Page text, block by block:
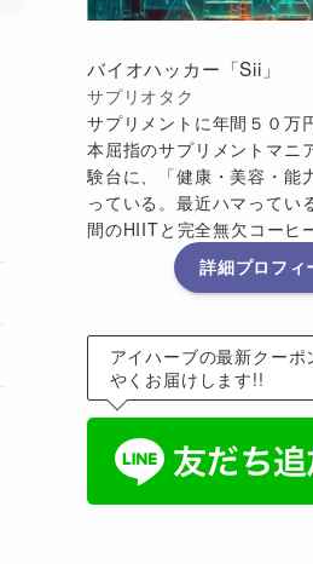
バイオハッカー「Sii」
サプリオタク
サプリメントに年間５０万
本屈指のサプリメントマニ
験台に、「健康・美容・能
っている。最近ハマってい
間のHIITと完全無欠コーヒー
詳細プロフィ
アイハーブの最新クーポ
やくお届けします!!